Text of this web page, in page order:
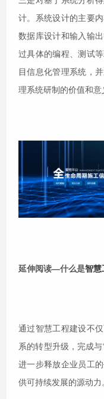
计。系统设计的主要
数据库设计和输入输
过具体的编程、测试
目信息化管理系统，
理系统研制的价值和意
延伸阅读—什么是智慧
通过智慧工程建设不
系的转型升级，完成
进一步释放企业员工
供可持续发展的源动力